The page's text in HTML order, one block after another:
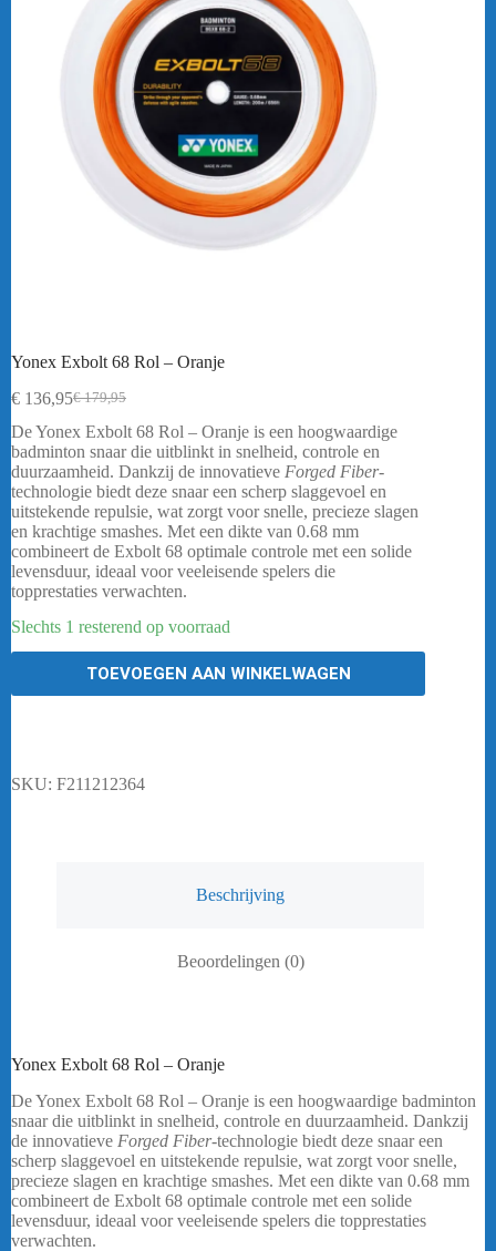
Yonex Exbolt 68 Rol – Oranje
€179,95
Oorspronkelijke
prijs
was:
€ 179,95.
€ 136,95Huidige
prijs
is:
€ 136,95.
De Yonex Exbolt 68 Rol – Oranje is een hoogwaardige
badminton snaar die uitblinkt in snelheid, controle en
duurzaamheid. Dankzij de innovatieve Forged Fiber-
technologie biedt deze snaar een scherp slaggevoel en
uitstekende repulsie, wat zorgt voor snelle, precieze slagen
en krachtige smashes. Met een dikte van 0.68 mm
combineert de Exbolt 68 optimale controle met een solide
levensduur, ideaal voor veeleisende spelers die
topprestaties verwachten.
Slechts 1 resterend op voorraad
TOEVOEGEN AAN WINKELWAGEN
SKU: F211212364
Beschrijving
Beoordelingen (0)
Yonex Exbolt 68 Rol – Oranje
De Yonex Exbolt 68 Rol – Oranje is een hoogwaardige badminton
snaar die uitblinkt in snelheid, controle en duurzaamheid. Dankzij
de innovatieve Forged Fiber-technologie biedt deze snaar een
scherp slaggevoel en uitstekende repulsie, wat zorgt voor snelle,
precieze slagen en krachtige smashes. Met een dikte van 0.68 mm
combineert de Exbolt 68 optimale controle met een solide
levensduur, ideaal voor veeleisende spelers die topprestaties
verwachten.